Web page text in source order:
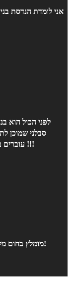
אני לומדת הנדסת
לפני הכול הוא
סבלני שמוכן
עוברים בצורה הכי רגועה וטובה שיש. ממליץ מאוד מאוד !!!
מומלץ בחום מלמד בצורה מעמיקה וברורה, נגיש ועוזר מכל הלב!